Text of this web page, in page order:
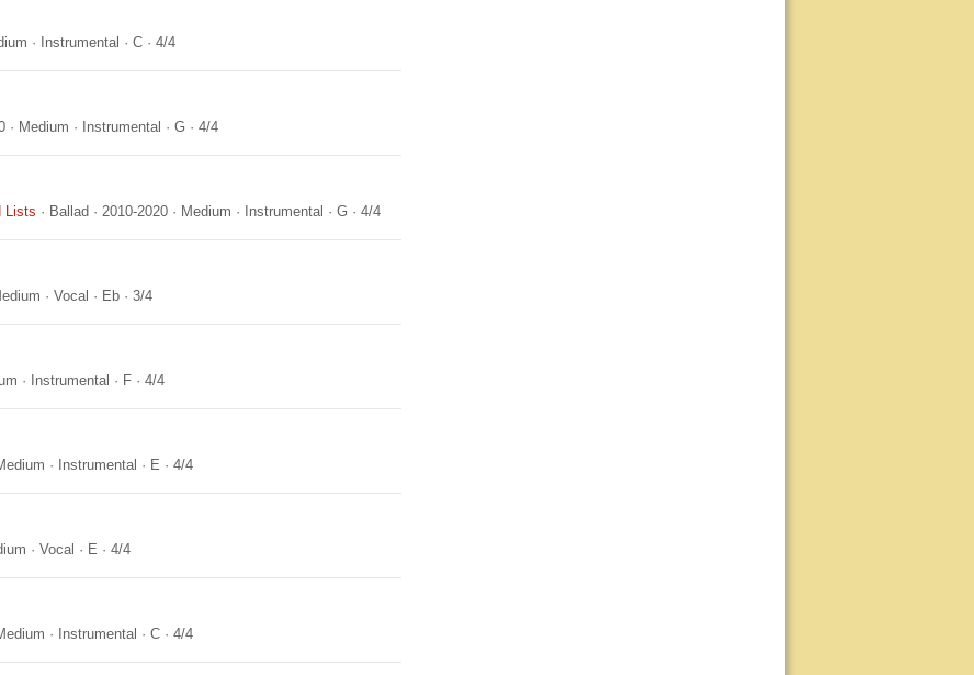
· Instrumental · C · 4/4
· Medium · Instrumental · G · 4/4
Lists · Ballad · 2010-2020 · Medium · Instrumental · G · 4/4
· Vocal · Eb · 3/4
· Instrumental · F · 4/4
· Instrumental · E · 4/4
· Vocal · E · 4/4
· Instrumental · C · 4/4